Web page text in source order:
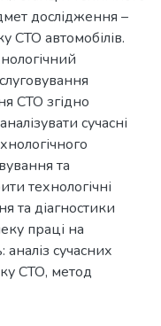
дослідження –
СТО автомобілів.
СТО згідно
сучасні
та
технологічні
та діагностики
праці на
сучасних
СТО, метод